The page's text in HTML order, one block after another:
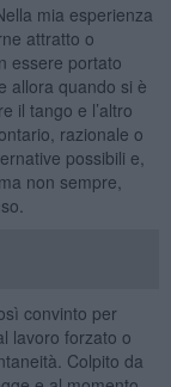
mia esperienza
attratto o
essere portato
allora quando si è
il tango e l’altro
razionale o
possibili e,
non sempre,
convinto per
lavoro forzato o
Colpito da